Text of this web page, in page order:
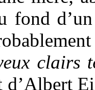
fond
clairs
d’Albert